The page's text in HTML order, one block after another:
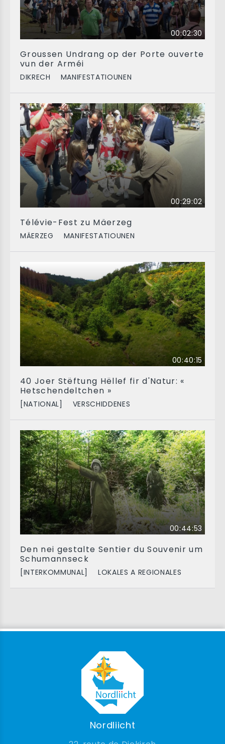
00:02:30
Groussen Undrang op der Porte ouverte
vun der Arméi
DIKRECH MANIFESTATIOUNEN
00:29:02
Télévie-Fest zu Mäerzeg
MÄERZEG MANIFESTATIOUNEN
00:40:15
40 Joer Stëftung Hëllef fir d'Natur: «
Hetschendeltchen »
[NATIONAL] VERSCHIDDENES
00:44:53
Den nei gestalte Sentier du Souvenir um
Schumannseck
[INTERKOMMUNAL] LOKALES A REGIONALES
Nordliicht